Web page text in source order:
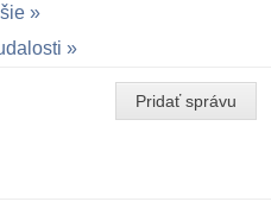
Pridať správu